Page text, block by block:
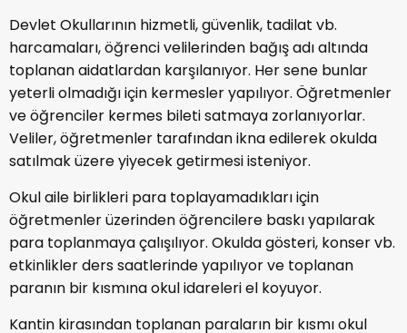
Devlet Okullarının hizmetli, güvenlik, tadilat vb.
harcamaları, öğrenci velilerinden bağış adı altında
toplanan aidatlardan karşılanıyor. Her sene bunlar
yeterli olmadığı için kermesler yapılıyor. Öğretmenler
ve öğrenciler kermes bileti satmaya zorlanıyorlar.
Veliler, öğretmenler tarafından ikna edilerek okulda
satılmak üzere yiyecek getirmesi isteniyor.
Okul aile birlikleri para toplayamadıkları için
öğretmenler üzerinden öğrencilere baskı yapılarak
para toplanmaya çalışılıyor. Okulda gösteri, konser vb.
etkinlikler ders saatlerinde yapılıyor ve toplanan
paranın bir kısmına okul idareleri el koyuyor.
Kantin kirasından toplanan paraların bir kısmı okul